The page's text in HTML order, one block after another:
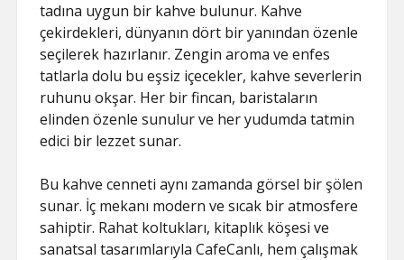
tadına uygun bir kahve bulunur. Kahve
çekirdekleri, dünyanın dört bir yanından özenle
seçilerek hazırlanır. Zengin aroma ve enfes
tatlarla dolu bu eşsiz içecekler, kahve severlerin
ruhunu okşar. Her bir fincan, baristaların
elinden özenle sunulur ve her yudumda tatmin
edici bir lezzet sunar.
Bu kahve cenneti aynı zamanda görsel bir şölen
sunar. İç mekanı modern ve sıcak bir atmosfere
sahiptir. Rahat koltukları, kitaplık köşesi ve
sanatsal tasarımlarıyla CafeCanlı, hem çalışmak